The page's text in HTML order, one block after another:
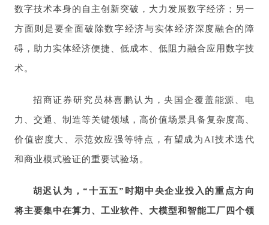
数字技术本身的自主创新突破，大力发展数字经济；另一
方面则是要全面破除数字经济与实体经济深度融合的障
碍，助力实体经济便捷、低成本、低阻力融合应用数字技
术。
招商证券研究员林喜鹏认为，央国企覆盖能源、电
力、交通、制造等关键领域，高价值场景具备复杂度高、
价值密度大、示范效应强等特点，有望成为AI技术迭代
和商业模式验证的重要试验场。
胡迟认为，“十五五”时期中央企业投入的重点方向
将主要集中在算力、工业软件、大模型和智能工厂四个领